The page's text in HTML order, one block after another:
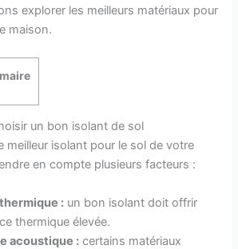
explorer les meilleurs matériaux pour
maison.
un bon isolant de sol
meilleur isolant pour le sol de votre
en compte plusieurs facteurs :
: un bon isolant doit offrir
thermique élevée.
acoustique : certains matériaux